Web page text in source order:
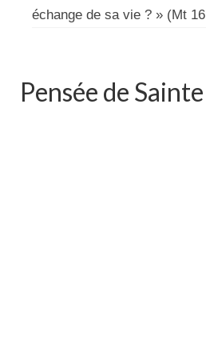
échange de sa vie ? » (Mt
Pensée de